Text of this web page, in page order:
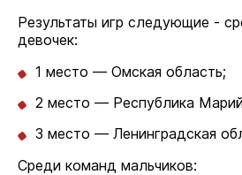
Результаты игр следующие -
девочек:
1 место — Омская область;
2 место — Республика
3 место — Ленинградская
Среди команд мальчиков: